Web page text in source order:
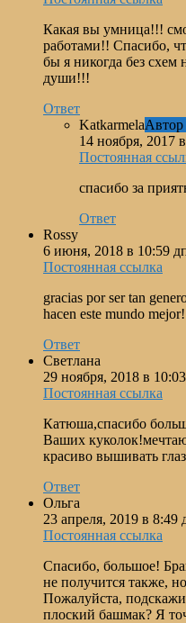
Какая вы умница!!!
работами!! Спасибо,
бы я никогда без схем
души!!!
Ответ
KatkarmelaАвтор
14 ноября, 2017
Постоянная
спасибо за
Ответ
Rossy
6 июня, 2018 в 10:59
Постоянная ссылка
gracias por ser tan
hacen este mundo mejor!
Ответ
Светлана
29 ноября, 2018 в
Постоянная ссылка
Катюша,спасибо
Ваших куколок!мечтаю
красиво вышивать
Ответ
Ольга
23 апреля, 2019 в 8:49
Постоянная ссылка
Спасибо, большое!
не получится также,
Пожалуйста,
плоский башмак? Я